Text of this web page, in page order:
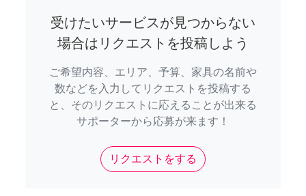
受けたいサービスが見つからない
場合はリクエストを投稿しよう
ご希望内容、エリア、予算、家具の名前や
数などを入力してリクエストを投稿する
と、そのリクエストに応えることが出来る
サポーターから応募が来ます！
リクエストをする